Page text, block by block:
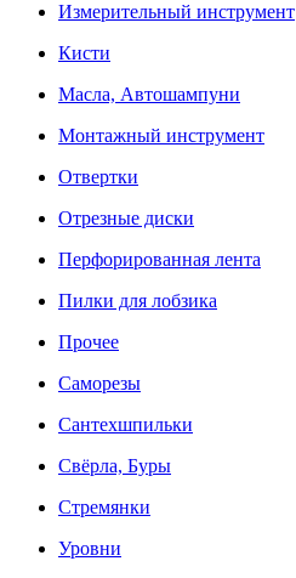
Измерительный инструмент
Кисти
Масла, Автошампуни
Монтажный инструмент
Отвертки
Отрезные диски
Перфорированная лента
Пилки для лобзика
Прочее
Саморезы
Сантехшпильки
Свёрла, Буры
Стремянки
Уровни